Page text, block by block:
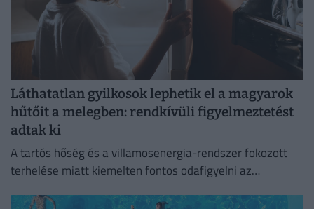
Láthatatlan gyilkosok lephetik el a magyarok
hűtőit a melegben: rendkívüli figyelmeztetést
adtak ki
A tartós hőség és a villamosenergia-rendszer fokozott
terhelése miatt kiemelten fontos odafigyelni az